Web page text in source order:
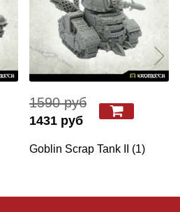
1590 руб
1431 руб
Goblin Scrap Tank II (1)